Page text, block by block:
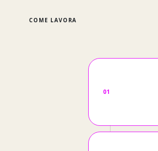
COME LAVORA
01